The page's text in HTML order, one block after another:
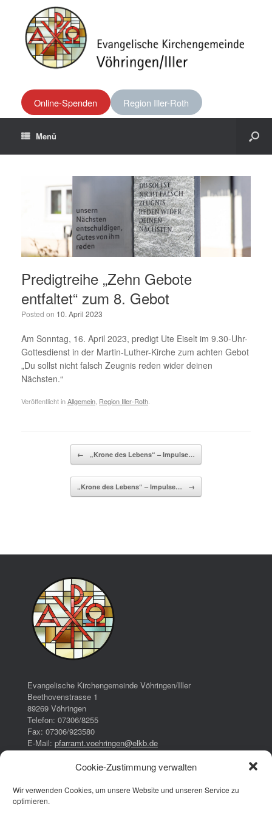
Cookie-Zustimmung verwalten
Wir verwenden Cookies, um unsere Website und unseren Service zu
optimieren.
Online-Spenden Region Iller-Roth
Menü
Predigtreihe „Zehn Gebote
entfaltet“ zum 8. Gebot
Posted on 10. April 2023
Am Sonntag, 16. April 2023, predigt Ute Eiselt im 9.30-Uhr-
Gottesdienst in der Martin-Luther-Kirche zum achten Gebot
„Du sollst nicht falsch Zeugnis reden wider deinen
Nächsten.“
Veröffentlicht inAllgemein Region Iller-Roth
← „Krone des Lebens“ – Impulse…
„Krone des Lebens“ – Impulse… →
Evangelische Kirchengemeinde Vöhringen/Iller
Beethovenstrasse 1
89269 Vöhringen
Telefon: 07306/8255
Fax: 07306/923580
E-Mail: pfarramt.voehringen@elkb.de
16:00 – 17:00 Uhr
Donnerstag: